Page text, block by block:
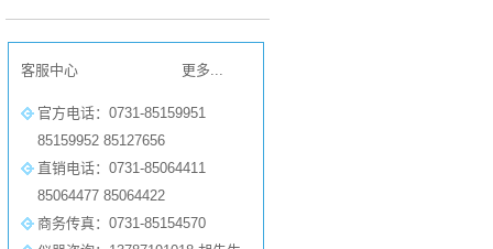
客服中心 更多...
官方电话：0731-85159951
85159952 85127656
直销电话：0731-85064411
85064477 85064422
商务传真：0731-85154570